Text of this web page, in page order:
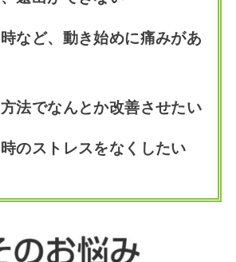
など、動き始めに痛みがあ
法でなんとか改善させたい
のストレスをなくしたい